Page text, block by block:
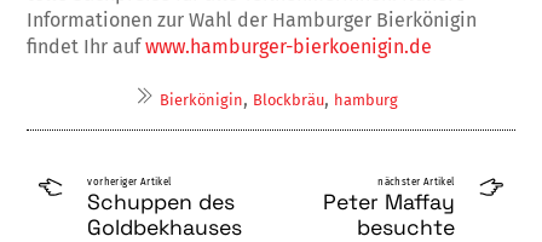
Informationen zur Wahl der Hamburger Bierkönigin
findet Ihr aufwww.hamburger-bierkoenigin.de
Bierkönigin, Blockbräu, hamburg
vorheriger Artikel
Schuppen des
Goldbekhauses
nächster Artikel
Peter Maffay
besuchte